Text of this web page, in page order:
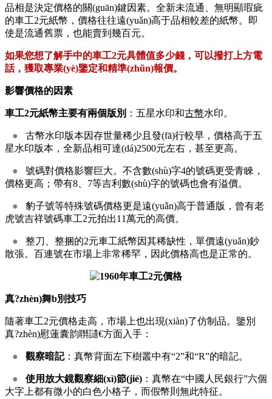
品相是決定價格的關(guān)鍵因素。全新未流通、無明顯瑕疵
的車工2元紙幣，價格往往遠(yuǎn)高于品相較差的紙幣。即
使是流通舊票，也能賣到幾百元。
如果您想了解手中的車工2元具體值多少錢，可以撥打上方電
話，獲取專業(yè)鑒定和精準(zhǔn)報價。
影響價格的因素
車工2元紙幣主要有兩個版別 ：五星水印和古幣水印。
● 古幣水印版本因存世量稀少且發(fā)行較早，價格高于五
星水印版本，全新品相可達(dá)2500元左右，甚至更高。
● 號碼對價格影響巨大。不含數(shù)字4的號碼更受青睞，
價格更高；帶有8、7等吉利數(shù)字的號碼也會有溢價。
● 豹子號等特殊號碼價格更是遠(yuǎn)高于普通版，曾有老
虎號吉祥號碼車工2元拍出11萬元的高價。
● 整刀、整捆的2元車工紙幣因其稀缺性，單價遠(yuǎn)鈔
散張。百連號在市場上非常稀罕，因此價格高也是正常的。
真?zhèn)舞b別技巧
隨著車工2元價格走高，市場上也出現(xiàn)了仿制品。鑒別
真?zhèn)慰蓮囊韵聨讉€方面入手：
● 觀察暗記：真幣背面左下樹叢中有“2”和“R”的暗記。
● 使用放大鏡觀察細(xì)節(jié) ：真幣在“中國人民銀行”六個
大字上都有微小的白色小格子，而假幣則無此特征。